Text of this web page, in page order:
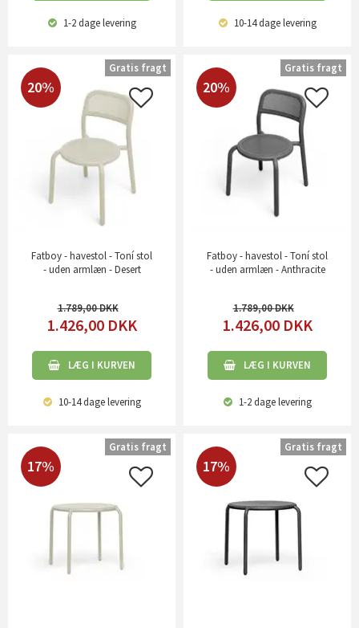
1-2 dagelevering 10-14 dagelevering
20%
Fatboy - havestol - Toní stol
- uden armlæn - Desert
1.789,00
1.426,00 DKK
LÆG I KURVEN
10-14 dagelevering
Gratis fragt
20%
Fatboy - havestol - Toní stol
- uden armlæn - Anthracite
1.789,00
1.426,00 DKK
LÆG I KURVEN
1-2 dagelevering
Gratis fragt
17%
Gratis fragt
17%
Gratis fragt